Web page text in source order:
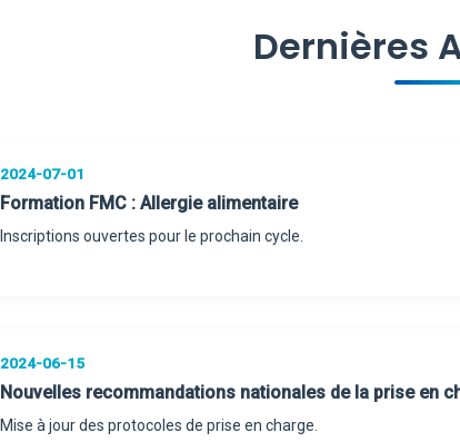
Dernières
2024-07-01
Formation FMC : Allergie alimentaire
Inscriptions ouvertes pour le prochain cycle.
2024-06-15
Nouvelles recommandations nationales de la prise en
Mise à jour des protocoles de prise en charge.